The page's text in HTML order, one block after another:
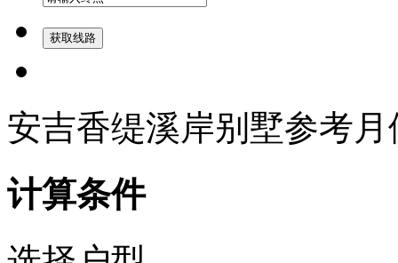
安吉香缇溪岸别墅参考月
计算条件